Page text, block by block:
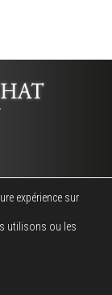
expérience sur
utilisons ou les